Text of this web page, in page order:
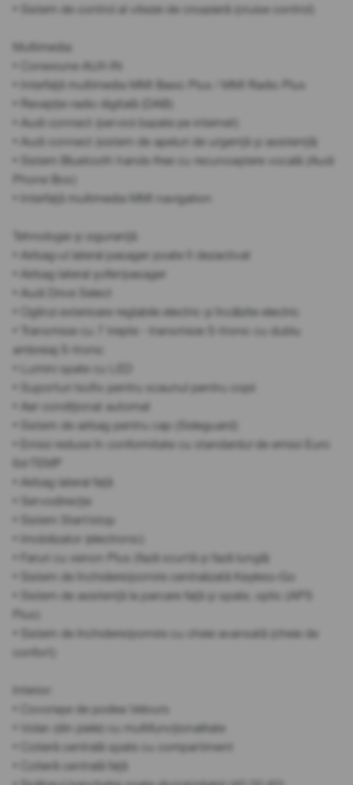
• Sistem de control al vitezei de croazieră (cruise control)
Multimedia:
• Conexiune AUX-IN
• Interfață multimedia MMI Basic Plus / MMI Radio Plus
• Recepție radio digitală (DAB)
• Audi connect (servicii bazate pe internet)
• Audi connect (sistem de apeluri de urgență și asistență)
• Sistem Bluetooth hands-free cu recunoaștere vocală (Audi
Phone Box)
• Interfață multimedia MMI navigation
Tehnologie și siguranță:
• Airbag-ul lateral pasager poate fi dezactivat
• Airbag lateral șofer/pasager
• Audi Drive Select
• Oglinzi exterioare reglabile electric și încălzite electric
• Transmisie cu 7 trepte - transmisie S-tronic cu dublu
ambreiaj S-tronic
• Lumini spate cu LED
• Suporturi Isofix pentru scaunul pentru copii
• Aer condiționat automat
• Sistem de airbag pentru cap (Sideguard)
• Emisii reduse în conformitate cu standardul de emisii Euro
6d-TEMP
• Airbag lateral față
• Servodirecție
• Sistem Start/stop
• Imobilizator (electronic)
• Faruri cu xenon Plus (fază scurtă și fază lungă)
• Sistem de închidere/pornire centralizată Keyless-Go
• Sistem de asistență la parcare față și spate, optic (APS
Plus)
• Sistem de închidere/pornire cu cheie avansată (cheie de
confort)
Interior:
• Covorașe de podea Velours
• Volan (din piele) cu multifuncționalitate
• Cotieră centrală spate cu compartiment
• Cotieră centrală față